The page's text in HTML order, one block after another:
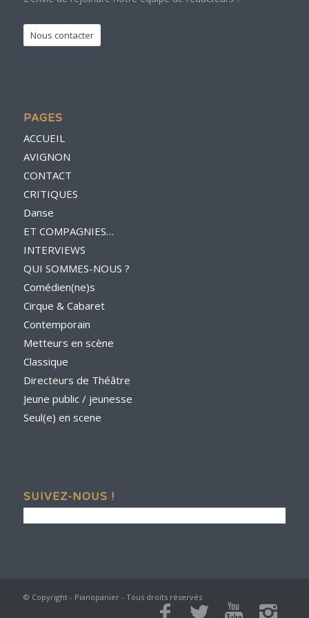
Nous contacter
PAGES
ACCUEIL
AVIGNON
CONTACT
CRITIQUES
Danse
ET COMPAGNIES…
INTERVIEWS
QUI SOMMES-NOUS ?
Comédien(ne)s
Cirque & Cabaret
Contemporain
Metteurs en scène
Classique
Directeurs de Théâtre
Jeune public / jeunesse
Seul(e) en scene
SUIVEZ-NOUS !
© Copyright - Pianopanier - Tous droits réservés